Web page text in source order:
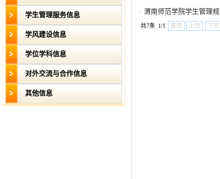
学生管理服务信息
学风建设信息
学位学科信息
对外交流与合作信息
其他信息
· 渭南师范学院学生管理
共7条 1/1 首页 上页 下页